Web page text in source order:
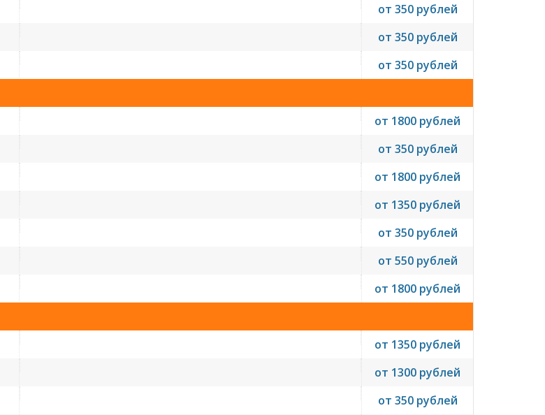
от 350 рублей
от 350 рублей
от 350 рублей
от 1800 рублей
от 350 рублей
от 1800 рублей
от 1350 рублей
от 350 рублей
от 550 рублей
от 1800 рублей
от 1350 рублей
от 1300 рублей
от 350 рублей